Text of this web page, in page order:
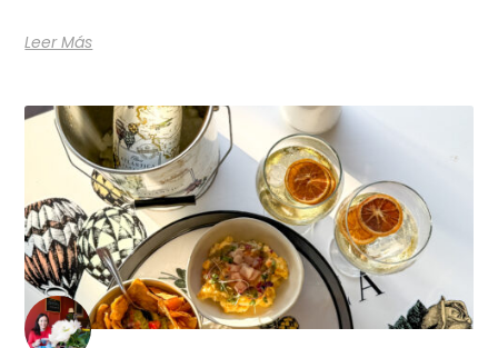
Leer Más